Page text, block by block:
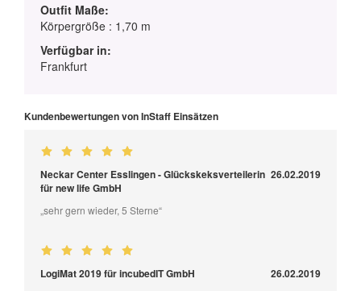
Outfit Maße:
Körpergröße : 1,70 m
Verfügbar in:
Frankfurt
Kundenbewertungen von InStaff Einsätzen
Neckar Center Esslingen - Glückskeksverteilerin
für new life GmbH
26.02.2019
„sehr gern wieder, 5 Sterne“
LogiMat 2019 für incubedIT GmbH 26.02.2019